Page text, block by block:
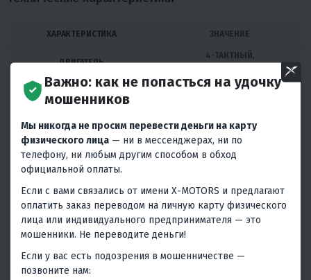
ХАРАКТЕРИСТИКА ЗНАЧЕНИЕ
ДВИГАТЕЛЬ
4-ТАКТНЫЙ,
49 / 125 / 150 / 200 КУБ. СМ
(ИНЖЕКТОР)
ОХЛАЖДЕНИЕ ВОЗДУШНОЕ
ТИП ПРИВОДА РЕМЕНЬ
ТОРМОЗА ДИСКОВЫЕ С СИСТЕМОЙ CBS
РАСХОД ТОПЛИВА
Важно: как не попасться на удочку
мошенников
Мы никогда не просим перевести деньги на карту
физического лица — ни в мессенджерах, ни по
телефону, ни любым другим способом в обход
официальной оплаты.
Если с вами связались от имени X-MOTORS и предлагают
оплатить заказ переводом на личную карту физического
лица или индивидуального предпринимателя — это
мошенники. Не переводите деньги!
Если у вас есть подозрения в мошенничестве —
позвоните нам: